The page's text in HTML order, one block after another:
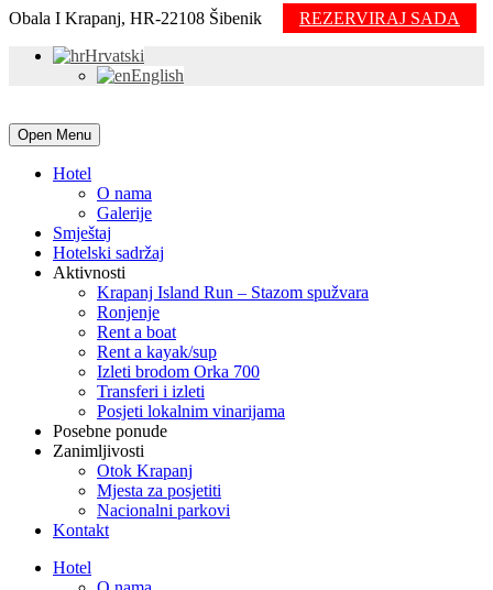
Obala I Krapanj, HR-22108 Šibenik
REZERVIRAJ SADA
Hrvatski
English
Open Menu
Hotel
O nama
Galerije
Smještaj
Hotelski sadržaj
Aktivnosti
Krapanj Island Run – Stazom spužvara
Ronjenje
Rent a boat
Rent a kayak/sup
Izleti brodom Orka 700
Transferi i izleti
Posjeti lokalnim vinarijama
Posebne ponude
Zanimljivosti
Otok Krapanj
Mjesta za posjetiti
Nacionalni parkovi
Kontakt
Hotel